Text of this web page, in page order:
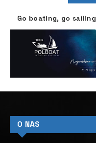
Go boating, go sailing
O NAS